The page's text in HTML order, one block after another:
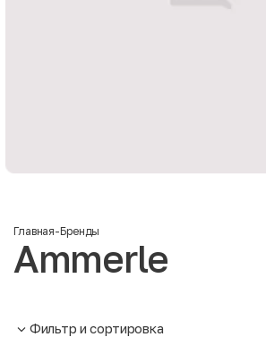
Главная-Бренды
Ammerle
Фильтр и сортировка